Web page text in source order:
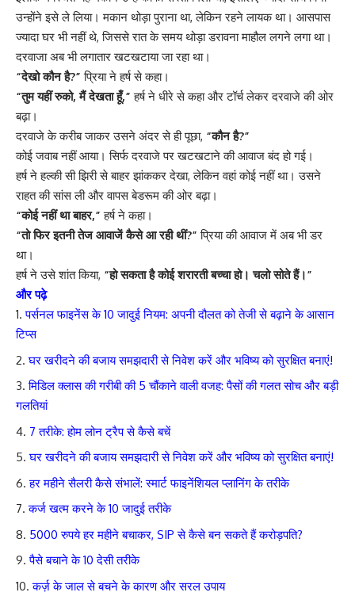
उन्होंने इसे ले लिया। मकान थोड़ा पुराना था, लेकिन रहने लायक था। आसपास
ज्यादा घर भी नहीं थे, जिससे रात के समय थोड़ा डरावना माहौल लगने लगा था।
दरवाजा अब भी लगातार खटखटाया जा रहा था।
“देखो कौन है?” प्रिया ने हर्ष से कहा।
“तुम यहीं रुको, मैं देखता हूँ,” हर्ष ने धीरे से कहा और टॉर्च लेकर दरवाजे की ओर
बढ़ा।
दरवाजे के करीब जाकर उसने अंदर से ही पूछा, “कौन है?”
कोई जवाब नहीं आया। सिर्फ दरवाजे पर खटखटाने की आवाज बंद हो गई।
हर्ष ने हल्की सी झिरी से बाहर झांककर देखा, लेकिन वहां कोई नहीं था। उसने
राहत की सांस ली और वापस बेडरूम की ओर बढ़ा।
“कोई नहीं था बाहर,” हर्ष ने कहा।
“तो फिर इतनी तेज आवाजें कैसे आ रही थीं?” प्रिया की आवाज में अब भी डर
था।
हर्ष ने उसे शांत किया, “हो सकता है कोई शरारती बच्चा हो। चलो सोते हैं।”
और पढ़े
पर्सनल फाइनेंस के 10 जादुई नियम: अपनी दौलत को तेजी से बढ़ाने के आसान
टिप्स
घर खरीदने की बजाय समझदारी से निवेश करें और भविष्य को सुरक्षित बनाएं!
मिडिल क्लास की गरीबी की 5 चौंकाने वाली वजह: पैसों की गलत सोच और बड़ी
गलतियां
7 तरीके: होम लोन ट्रैप से कैसे बचें
घर खरीदने की बजाय समझदारी से निवेश करें और भविष्य को सुरक्षित बनाएं!
हर महीने सैलरी कैसे संभालें: स्मार्ट फाइनेंशियल प्लानिंग के तरीके
कर्ज खत्म करने के 10 जादुई तरीके
5000 रुपये हर महीने बचाकर, SIP से कैसे बन सकते हैं करोड़पति?
पैसे बचाने के 10 देसी तरीके
कर्ज़ के जाल से बचने के कारण और सरल उपाय